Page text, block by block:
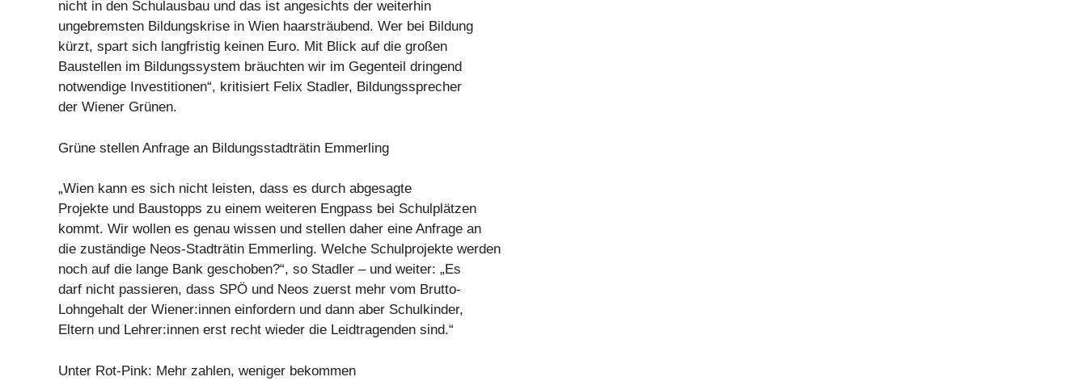
nicht in den Schulausbau und das ist angesichts der weiterhin
ungebremsten Bildungskrise in Wien haarsträubend. Wer bei Bildung
kürzt, spart sich langfristig keinen Euro. Mit Blick auf die großen
Baustellen im Bildungssystem bräuchten wir im Gegenteil dringend
notwendige Investitionen“, kritisiert Felix Stadler, Bildungssprecher
der Wiener Grünen.
Grüne stellen Anfrage an Bildungsstadträtin Emmerling
„Wien kann es sich nicht leisten, dass es durch abgesagte
Projekte und Baustopps zu einem weiteren Engpass bei Schulplätzen
kommt. Wir wollen es genau wissen und stellen daher eine Anfrage an
die zuständige Neos-Stadträtin Emmerling. Welche Schulprojekte werden
noch auf die lange Bank geschoben?“, so Stadler – und weiter: „Es
darf nicht passieren, dass SPÖ und Neos zuerst mehr vom Brutto-
Lohngehalt der Wiener:innen einfordern und dann aber Schulkinder,
Eltern und Lehrer:innen erst recht wieder die Leidtragenden sind.“
Unter Rot-Pink: Mehr zahlen, weniger bekommen